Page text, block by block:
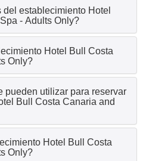
establecimiento Hotel
- Adults Only?
Hotel Bull Costa
Only?
pueden utilizar para reservar
Bull Costa Canaria and
Hotel Bull Costa
Only?